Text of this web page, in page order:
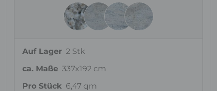
Auf Lager 2 Stk
ca. Maße 337x192 cm
Pro Stück 6,47 qm